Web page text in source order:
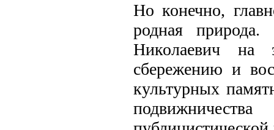
Но конечно,
родная
Николаевич на
сбережению и
культурных